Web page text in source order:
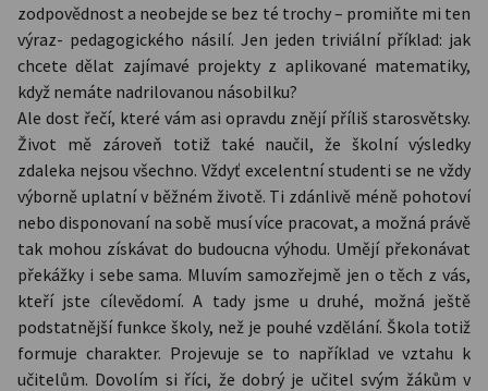
zodpovědnost a neobejde se bez té trochy – promiňte mi ten
výraz- pedagogického násilí. Jen jeden triviální příklad: jak
chcete dělat zajímavé projekty z aplikované matematiky,
když nemáte nadrilovanou násobilku?
Ale dost řečí, které vám asi opravdu znějí příliš starosvětsky.
Život mě zároveň totiž také naučil, že školní výsledky
zdaleka nejsou všechno. Vždyť excelentní studenti se ne vždy
výborně uplatní v běžném životě. Ti zdánlivě méně pohotoví
nebo disponovaní na sobě musí více pracovat, a možná právě
tak mohou získávat do budoucna výhodu. Umějí překonávat
překážky i sebe sama. Mluvím samozřejmě jen o těch z vás,
kteří jste cílevědomí. A tady jsme u druhé, možná ještě
podstatnější funkce školy, než je pouhé vzdělání. Škola totiž
formuje charakter. Projevuje se to například ve vztahu k
učitelům. Dovolím si říci, že dobrý je učitel svým žákům v